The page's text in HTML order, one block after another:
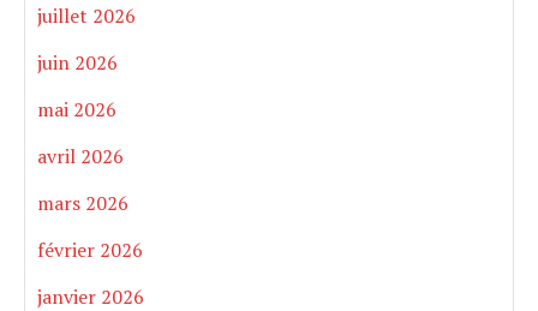
juillet 2026
juin 2026
mai 2026
avril 2026
mars 2026
février 2026
janvier 2026